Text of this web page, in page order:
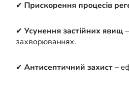
✔ Прискорення процесів
✔ Усунення застійних явищ
захворюваннях.
✔ Антисептичний захист–